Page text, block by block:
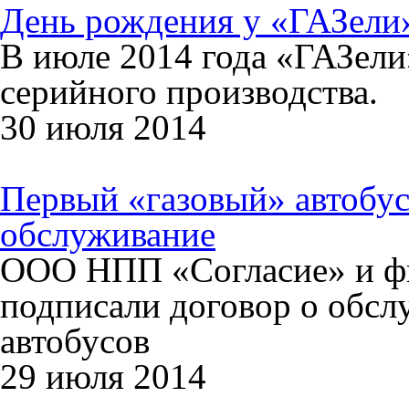
День рождения у
В июле 2014 года
серийного производства.
30 июля 2014
Первый «газовый»
обслуживание
ООО НПП «Согласие» и
подписали договор о
автобусов
29 июля 2014